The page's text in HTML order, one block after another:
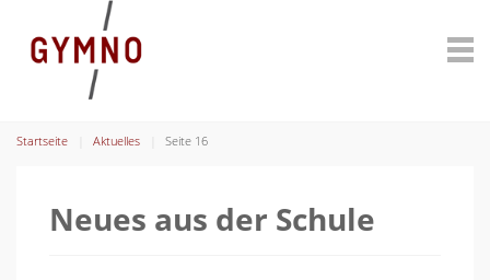
Startseite Aktuelles Seite 16
Neues aus der Schule